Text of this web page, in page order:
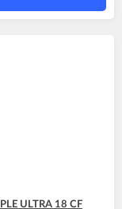
24 FF
30 CF
30 FF
SYSTEM 25 CF
ULTRA 18 CF